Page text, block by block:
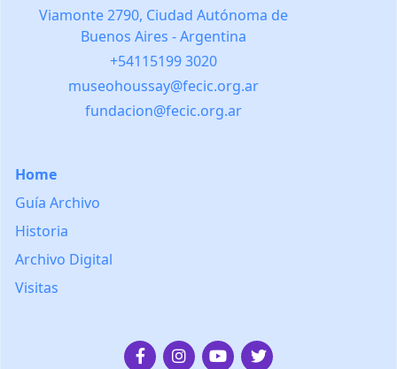
Viamonte 2790, Ciudad Autónoma de
Buenos Aires - Argentina
+54115199 3020
museohoussay@fecic.org.ar
fundacion@fecic.org.ar
Home
Guía Archivo
Historia
Archivo Digital
Visitas